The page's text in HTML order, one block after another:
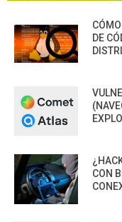
DE
CON